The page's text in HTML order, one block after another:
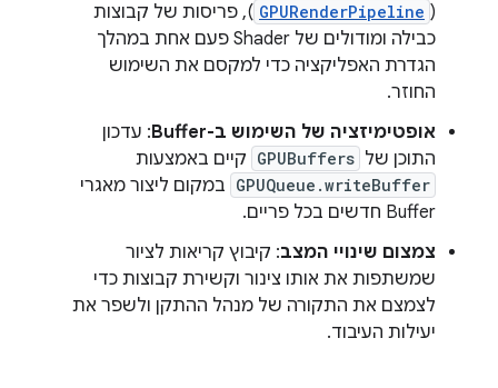
(
GPURenderPipeline ), פריסות של קבוצות
כבילה ומודולים של Shader פעם אחת במהלך
הגדרת האפליקציה כדי למקסם את השימוש
החוזר.
אופטימיזציה של השימוש ב-Buffer
: עדכון
התוכן של GPUBuffers קיים באמצעות
GPUQueue.writeBuffer במקום ליצור מאגרי
Buffer חדשים בכל פריים.
צמצום שינויי המצב: קיבוץ קריאות לציור
שמשתפות את אותו צינור וקשירת קבוצות כדי
לצמצם את התקורה של מנהל ההתקן ולשפר את
יעילות העיבוד.